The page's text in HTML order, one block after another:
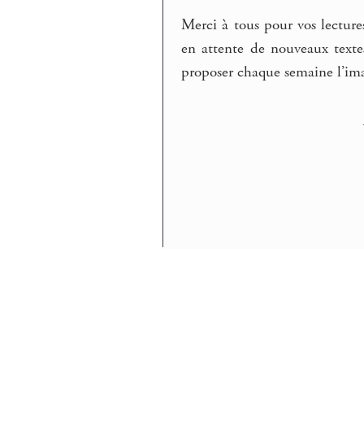
Merci à tous pour vos
en attente de nouveaux
proposer chaque semaine